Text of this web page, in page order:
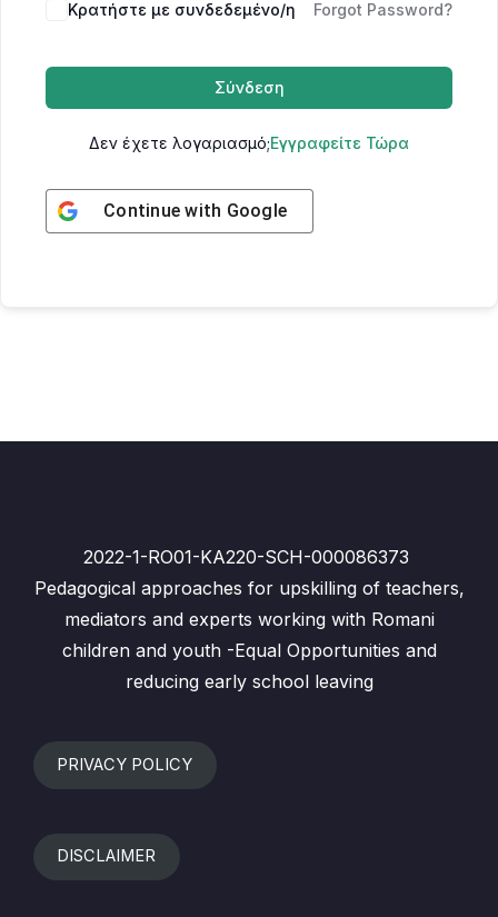
Κρατήστε με συνδεδεμένο/η Forgot Password?
Σύνδεση
Δεν έχετε λογαριασμό;Εγγραφείτε Τώρα
Continue with Google
2022-1-RO01-KA220-SCH-000086373
Pedagogical approaches for upskilling of teachers,
mediators and experts working with Romani
children and youth -Equal Opportunities and
reducing early school leaving
PRIVACY POLICY
DISCLAIMER